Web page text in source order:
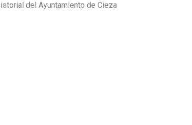
del Ayuntamiento de Cieza